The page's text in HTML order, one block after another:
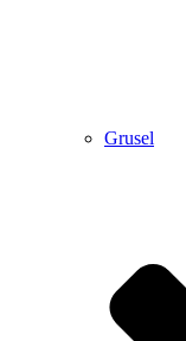
Grusel